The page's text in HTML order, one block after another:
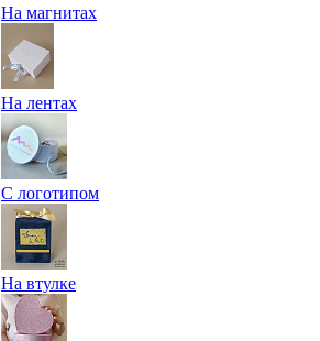
На магнитах
На лентах
С логотипом
На втулке